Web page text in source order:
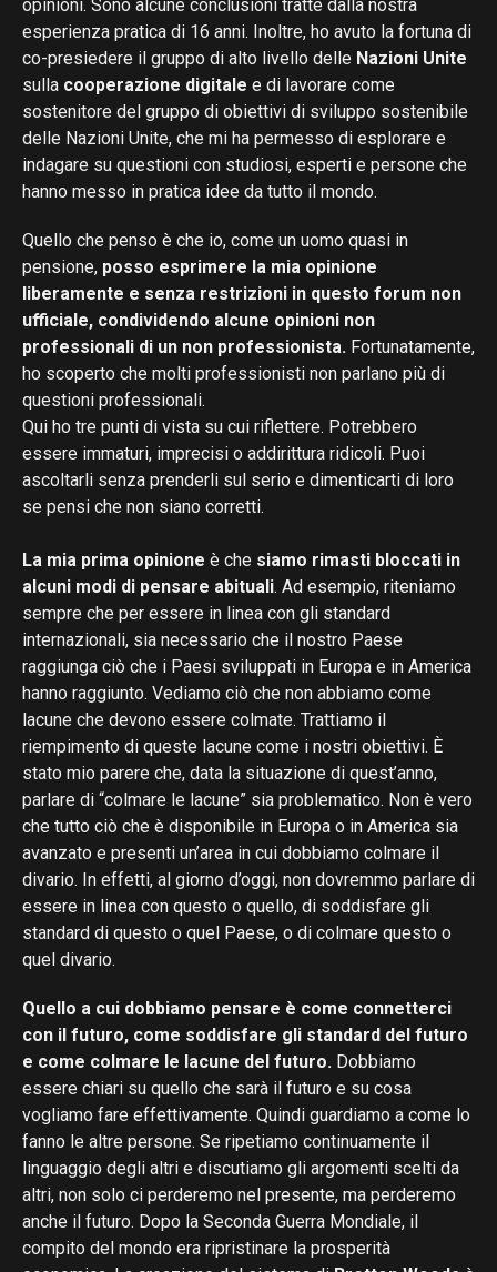
opinioni. Sono alcune conclusioni tratte dalla nostra
esperienza pratica di 16 anni. Inoltre, ho avuto la fortuna di
co-presiedere il gruppo di alto livello delle Nazioni Unite
sulla cooperazione digitale e di lavorare come
sostenitore del gruppo di obiettivi di sviluppo sostenibile
delle Nazioni Unite, che mi ha permesso di esplorare e
indagare su questioni con studiosi, esperti e persone che
hanno messo in pratica idee da tutto il mondo.
Quello che penso è che io, come un uomo quasi in
pensione, posso esprimere la mia opinione
liberamente e senza restrizioni in questo forum non
ufficiale, condividendo alcune opinioni non
professionali di un non professionista. Fortunatamente,
ho scoperto che molti professionisti non parlano più di
questioni professionali.
Qui ho tre punti di vista su cui riflettere. Potrebbero
essere immaturi, imprecisi o addirittura ridicoli. Puoi
ascoltarli senza prenderli sul serio e dimenticarti di loro
se pensi che non siano corretti.
La mia prima opinione è che siamo rimasti bloccati in
alcuni modi di pensare abituali. Ad esempio, riteniamo
sempre che per essere in linea con gli standard
internazionali, sia necessario che il nostro Paese
raggiunga ciò che i Paesi sviluppati in Europa e in America
hanno raggiunto. Vediamo ciò che non abbiamo come
lacune che devono essere colmate. Trattiamo il
riempimento di queste lacune come i nostri obiettivi. È
stato mio parere che, data la situazione di quest’anno,
parlare di “colmare le lacune” sia problematico. Non è vero
che tutto ciò che è disponibile in Europa o in America sia
avanzato e presenti un’area in cui dobbiamo colmare il
divario. In effetti, al giorno d’oggi, non dovremmo parlare di
essere in linea con questo o quello, di soddisfare gli
standard di questo o quel Paese, o di colmare questo o
quel divario.
Quello a cui dobbiamo pensare è come connetterci
con il futuro, come soddisfare gli standard del futuro
e come colmare le lacune del futuro. Dobbiamo
essere chiari su quello che sarà il futuro e su cosa
vogliamo fare effettivamente. Quindi guardiamo a come lo
fanno le altre persone. Se ripetiamo continuamente il
linguaggio degli altri e discutiamo gli argomenti scelti da
altri, non solo ci perderemo nel presente, ma perderemo
anche il futuro. Dopo la Seconda Guerra Mondiale, il
compito del mondo era ripristinare la prosperità